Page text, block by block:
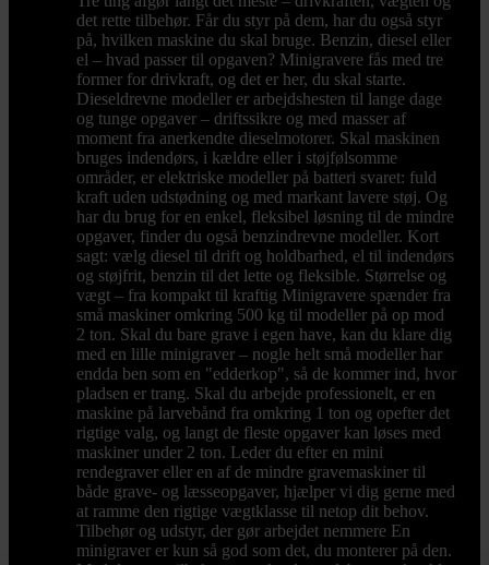
det rette tilbehør. Får du styr på dem, har du også styr
på, hvilken maskine du skal bruge. Benzin, diesel eller
el – hvad passer til opgaven? Minigravere fås med tre
former for drivkraft, og det er her, du skal starte.
Dieseldrevne modeller er arbejdshesten til lange dage
og tunge opgaver – driftssikre og med masser af
moment fra anerkendte dieselmotorer. Skal maskinen
bruges indendørs, i kældre eller i støjfølsomme
områder, er elektriske modeller på batteri svaret: fuld
kraft uden udstødning og med markant lavere støj. Og
har du brug for en enkel, fleksibel løsning til de mindre
opgaver, finder du også benzindrevne modeller. Kort
sagt: vælg diesel til drift og holdbarhed, el til indendørs
og støjfrit, benzin til det lette og fleksible. Størrelse og
vægt – fra kompakt til kraftig Minigravere spænder fra
små maskiner omkring 500 kg til modeller på op mod
2 ton. Skal du bare grave i egen have, kan du klare dig
med en lille minigraver – nogle helt små modeller har
endda ben som en "edderkop", så de kommer ind, hvor
pladsen er trang. Skal du arbejde professionelt, er en
maskine på larvebånd fra omkring 1 ton og opefter det
rigtige valg, og langt de fleste opgaver kan løses med
maskiner under 2 ton. Leder du efter en mini
rendegraver eller en af de mindre gravemaskiner til
både grave- og læsseopgaver, hjælper vi dig gerne med
at ramme den rigtige vægtklasse til netop dit behov.
Tilbehør og udstyr, der gør arbejdet nemmere En
minigraver er kun så god som det, du monterer på den.